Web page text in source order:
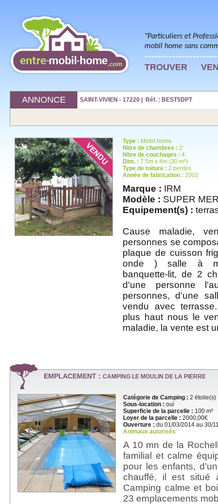
"Particuliers et
mobil home sans
TROUVER
ANNONCE SAINT-VIVIEN - 17220 | Réf. : BEST5DPT
Type : Mobil home
Nbre de chambres : 2
Nbre de couchages : 4
Dim. : 7.5m x 4m (30 m²)
Type de toiture : 2 pentes
Année de fabrication : 2002
Marque : IRM
Modèle : SUPER
Equipement(s) :
Cause maladie,
personnes se
plaque de cuisson
onde ) salle à
banquette-lit, de 2
d'une personne
personnes, d'une
vendu avec
plus haut nous le
maladie, la vente est
EMPLACEMENT : CAMPING LE MOULIN DE LA PIERRE
Catégorie de Camping : 2 étoile(s)
Sous-location : oui
Superficie de la parcelle : 100 m²
Loyer de la parcelle : 2000,00€
Ouverture : du 01/03/2014 au 30/
Animaux autorisés
A 10 mn de la
familial et calme
pour les enfants,
chauffé, il est situé
Camping calme et
23 emplacements